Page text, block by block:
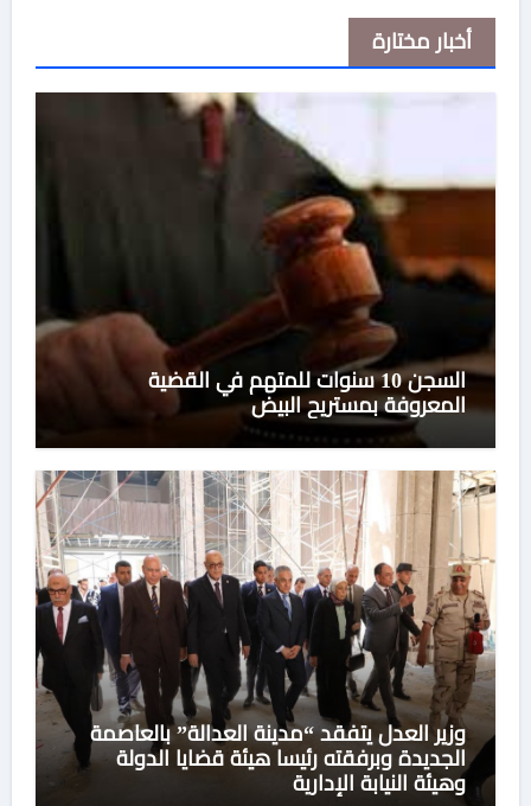
أخبار مختارة
السجن 10 سنوات للمتهم في القضية
المعروفة بمستريح البيض
وزير العدل يتفقد “مدينة العدالة” بالعاصمة
الجديدة وبرفقته رئيسا هيئة قضايا الدولة
وهيئة النيابة الإدارية